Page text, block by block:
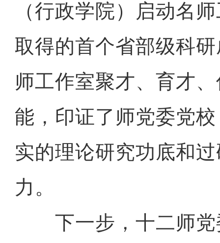
（行政学院）启动名
取得的首个省部级科
师工作室聚才、育才
能，印证了师党委党
实的理论研究功底和
力。
下一步，十二师党